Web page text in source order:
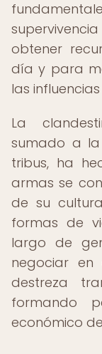
obtener
día y para
las
La
sumado a
tribus, ha
armas se
de su
formas de
largo de
negociar en
destreza
formando
económico